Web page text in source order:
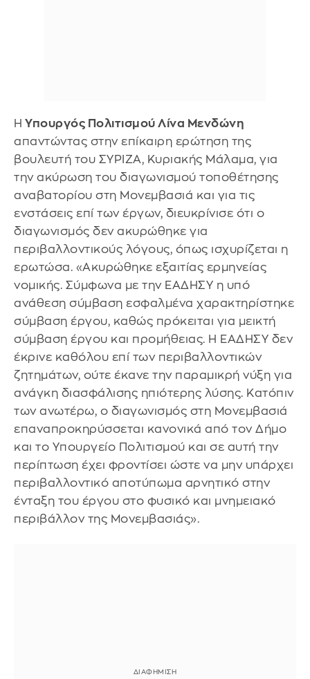
Η Υπουργός Πολιτισμού Λίνα Μενδώνη
απαντώντας στην επίκαιρη ερώτηση της
βουλευτή του ΣΥΡΙΖΑ, Κυριακής Μάλαμα, για
την ακύρωση του διαγωνισμού τοποθέτησης
αναβατορίου στη Μονεμβασιά και για τις
ενστάσεις επί των έργων, διευκρίνισε ότι ο
διαγωνισμός δεν ακυρώθηκε για
περιβαλλοντικούς λόγους, όπως ισχυρίζεται η
ερωτώσα. «Ακυρώθηκε εξαιτίας ερμηνείας
νομικής. Σύμφωνα με την ΕΑΔΗΣΥ η υπό
ανάθεση σύμβαση εσφαλμένα χαρακτηρίστηκε
σύμβαση έργου, καθώς πρόκειται για μεικτή
σύμβαση έργου και προμήθειας. Η ΕΑΔΗΣΥ δεν
έκρινε καθόλου επί των περιβαλλοντικών
ζητημάτων, ούτε έκανε την παραμικρή νύξη για
ανάγκη διασφάλισης ηπιότερης λύσης. Κατόπιν
των ανωτέρω, ο διαγωνισμός στη Μονεμβασιά
επαναπροκηρύσσεται κανονικά από τον Δήμο
και το Υπουργείο Πολιτισμού και σε αυτή την
περίπτωση έχει φροντίσει ώστε να μην υπάρχει
περιβαλλοντικό αποτύπωμα αρνητικό στην
ένταξη του έργου στο φυσικό και μνημειακό
περιβάλλον της Μονεμβασιάς».